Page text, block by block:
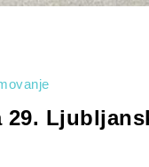
29.